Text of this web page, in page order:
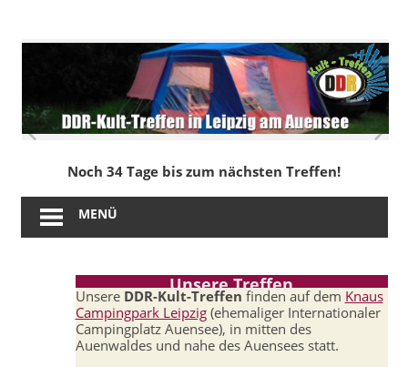
springen
DDR-
Kult-
Treffen
in
Leipzig
am
Auensee
Noch 34 Tage bis zum nächsten Treffen!
MENÜ
Unsere Treffen
Unsere DDR-Kult-Treffen finden auf dem Knaus
Campingpark Leipzig(ehemaliger Internationaler
Campingplatz Auensee), in mitten des
Auenwaldes und nahe des Auensees statt.